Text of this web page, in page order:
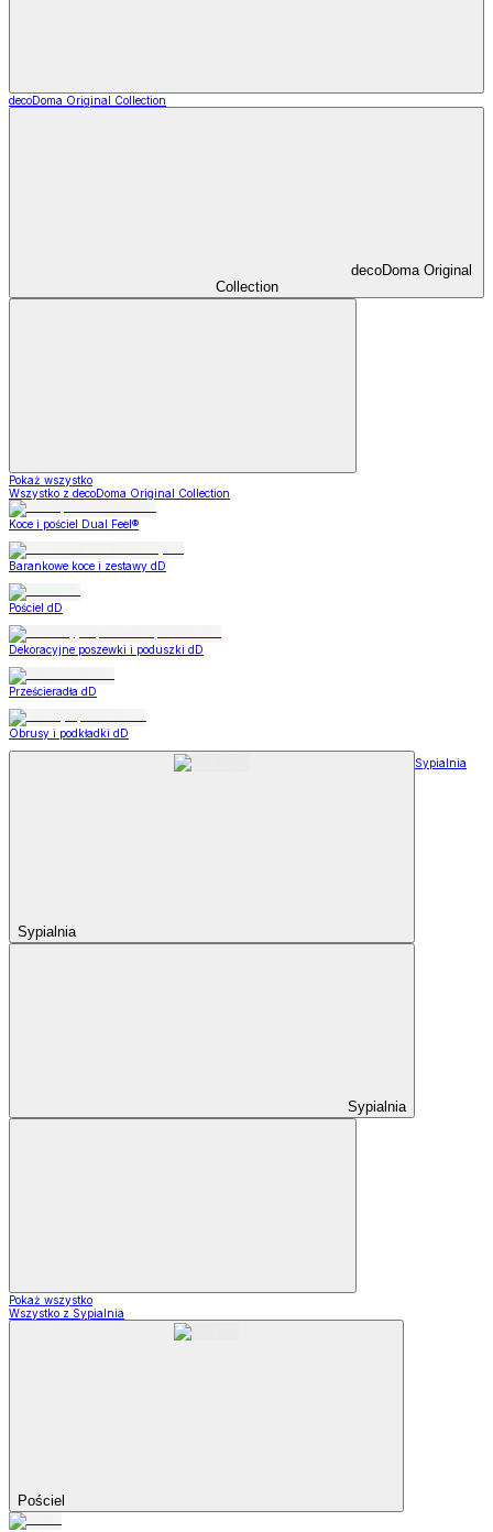
decoDoma Original Collection
decoDoma Original
Collection
Pokaż wszystko
Wszystko z decoDoma Original Collection
Koce i pościel Dual Feel®
Barankowe koce i zestawy dD
Pościel dD
Dekoracyjne poszewki i poduszki dD
Prześcieradła dD
Obrusy i podkładki dD
Sypialnia
Sypialnia
Sypialnia
Pokaż wszystko
Wszystko z Sypialnia
Pościel